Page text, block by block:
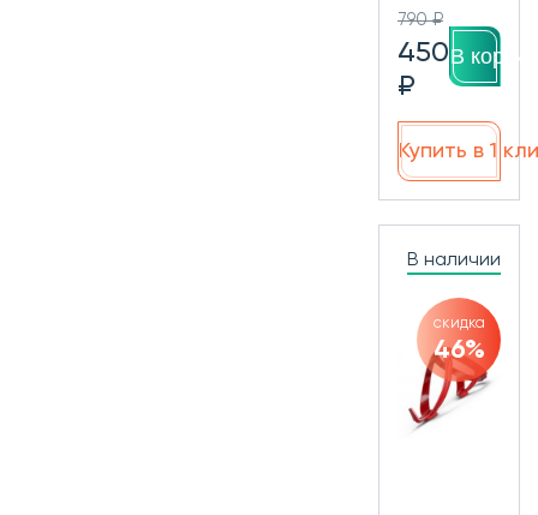
790 ₽
450
₽
В
Купить в 1
В наличии
скидка
46%